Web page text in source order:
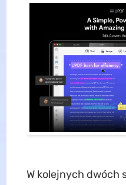
W kolejnych dwóch